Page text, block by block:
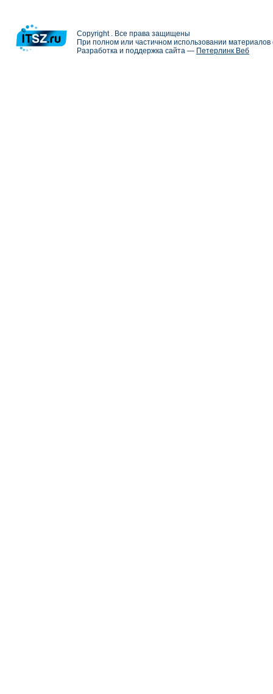
Copyright . Все права защищены
При полном или частичном использовании
Разработка и поддержка сайта — Петерлинк Веб